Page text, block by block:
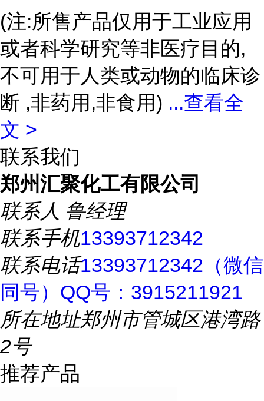
(注:所售产品仅用于工业应用
或者科学研究等非医疗目的,
不可用于人类或动物的临床诊
断 ,非药用,非食用) ...查看全
文 >
联系我们
郑州汇聚化工有限公司
联系人 鲁经理
联系手机13393712342
联系电话13393712342（微信
同号）QQ号：3915211921
所在地址郑州市管城区港湾路
2号
推荐产品